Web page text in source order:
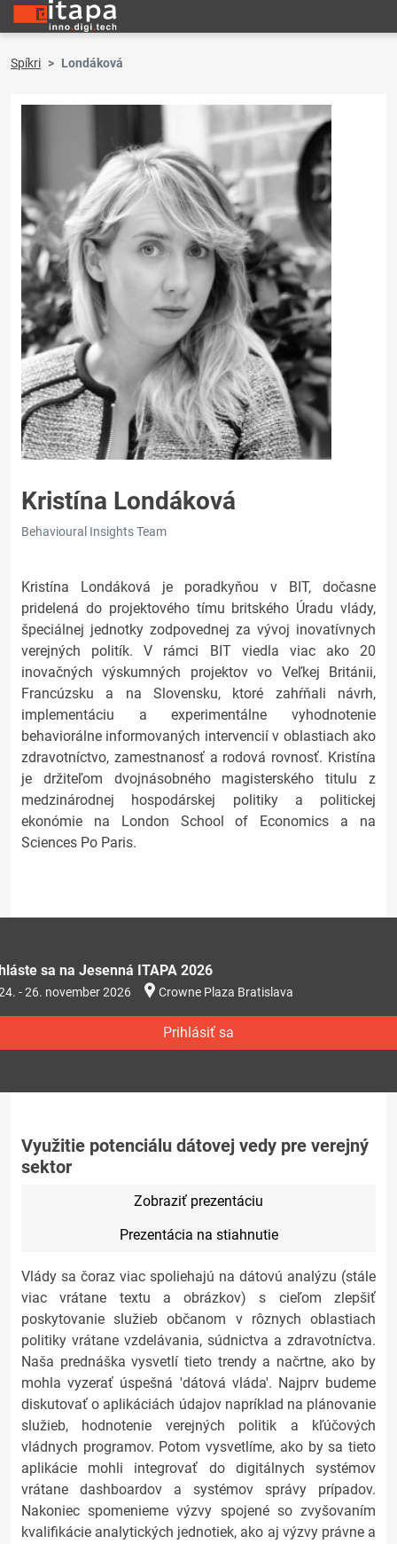
Spíkri Londáková
Kristína Londáková
Behavioural Insights Team
Kristína Londáková je poradkyňou v BIT, dočasne
pridelená do projektového tímu britského Úradu vlády,
špeciálnej jednotky zodpovednej za vývoj inovatívnych
verejných politík. V rámci BIT viedla viac ako 20
inovačných výskumných projektov vo Veľkej Británii,
Francúzsku a na Slovensku, ktoré zahŕňali návrh,
implementáciu a experimentálne vyhodnotenie
behaviorálne informovaných intervencií v oblastiach ako
zdravotníctvo, zamestnanosť a rodová rovnosť. Kristína
je držiteľom dvojnásobného magisterského titulu z
medzinárodnej hospodárskej politiky a politickej
ekonómie na London School of Economics a na
Sciences Po Paris.
sa na Jesenná ITAPA 2026
- 26. november 2026 Crowne Plaza Bratislava
Prihlásiť sa
Využitie potenciálu dátovej vedy pre verejný
sektor
Zobraziť prezentáciu
Prezentácia na stiahnutie
Vlády sa čoraz viac spoliehajú na dátovú analýzu (stále
viac vrátane textu a obrázkov) s cieľom zlepšiť
poskytovanie služieb občanom v rôznych oblastiach
politiky vrátane vzdelávania, súdnictva a zdravotníctva.
Naša prednáška vysvetlí tieto trendy a načrtne, ako by
mohla vyzerať úspešná 'dátová vláda'. Najprv budeme
diskutovať o aplikáciách údajov napríklad na plánovanie
služieb, hodnotenie verejných politik a kľúčových
vládnych programov. Potom vysvetlíme, ako by sa tieto
aplikácie mohli integrovať do digitálnych systémov
vrátane dashboardov a systémov správy prípadov.
Nakoniec spomenieme výzvy spojené so zvyšovaním
kvalifikácie analytických jednotiek, ako aj výzvy právne a